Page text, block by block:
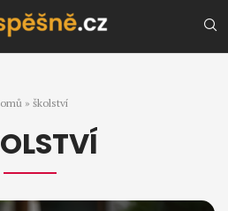
» školství